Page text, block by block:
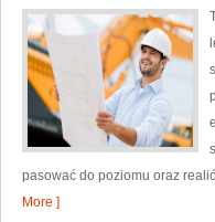
pasować do poziomu oraz
More ]